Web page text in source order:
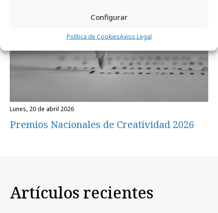
Configurar
Política de CookiesAviso Legal
lunes, 20 de abril 2026
Premios Nacionales de Creatividad 2026
Artículos recientes